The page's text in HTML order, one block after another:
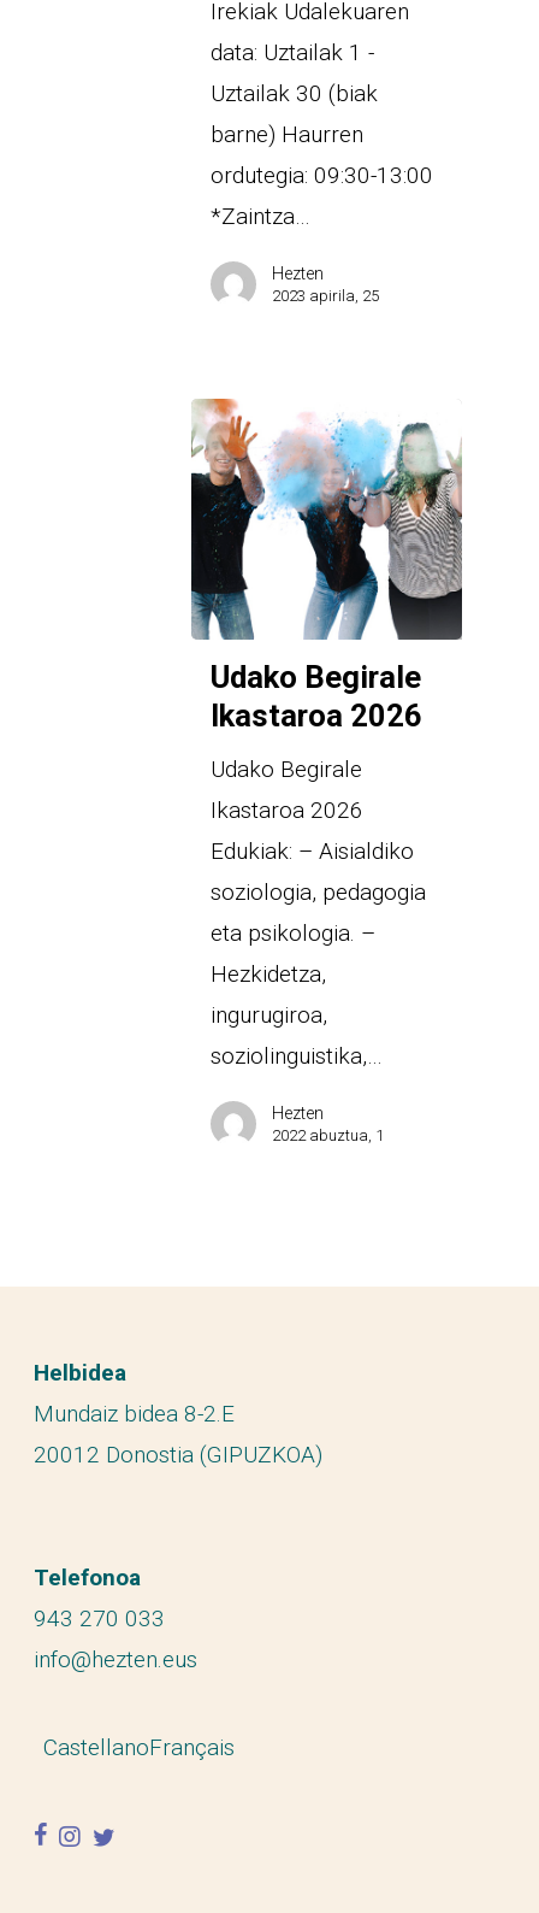
Irekiak Udalekuaren
data: Uztailak 1 -
Uztailak 30 (biak
barne) Haurren
ordutegia: 09:30-13:00
*Zaintza…
Hezten
2023 apirila, 25
Udako Begirale
Ikastaroa 2026
Udako Begirale
Ikastaroa 2026
Edukiak: – Aisialdiko
soziologia, pedagogia
eta psikologia. –
Hezkidetza,
ingurugiroa,
soziolinguistika,…
Hezten
2022 abuztua, 1
Helbidea
Mundaiz bidea 8-2.E
20012 Donostia (GIPUZKOA)
Telefonoa
943 270 033
info@hezten.eus
CastellanoFrançais
facebook
instagram
twitter